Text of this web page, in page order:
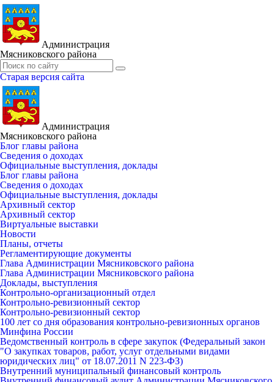
Администрация
Мясниковского района
Старая версия сайта
Администрация
Мясниковского района
Блог главы района
Сведения о доходах
Официальные выступления, доклады
Блог главы района
Сведения о доходах
Официальные выступления, доклады
Архивный сектор
Архивный сектор
Виртуальные выставки
Новости
Планы, отчеты
Регламентирующие документы
Глава Администрации Мясниковского района
Глава Администрации Мясниковского района
Доклады, выступления
Контрольно-организационный отдел
Контрольно-ревизионный сектор
Контрольно-ревизионный сектор
100 лет со дня образования контрольно-ревизионных органов
Минфина России
Ведомственный контроль в сфере закупок (Федеральный закон
"О закупках товаров, работ, услуг отдельными видами
юридических лиц" от 18.07.2011 N 223-ФЗ)
Внутренний муниципальный финансовый контроль